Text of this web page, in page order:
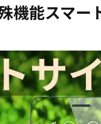
機能スマ